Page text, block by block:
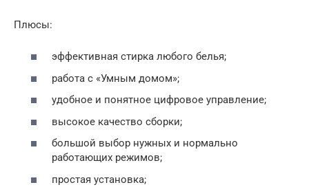
Плюсы:
эффективная стирка любого белья;
работа с «Умным домом»;
удобное и понятное цифровое управление;
высокое качество сборки;
большой выбор нужных и нормально
работающих режимов;
простая установка;